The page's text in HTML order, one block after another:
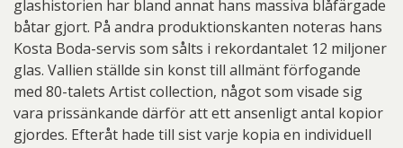
glashistorien har bland annat hans massiva blåfärgade
båtar gjort. På andra produktionskanten noteras hans
Kosta Boda-servis som sålts i rekordantalet 12 miljoner
glas. Vallien ställde sin konst till allmänt förfogande
med 80-talets Artist collection, något som visade sig
vara prissänkande därför att ett ansenligt antal kopior
gjordes. Efteråt hade till sist varje kopia en individuell